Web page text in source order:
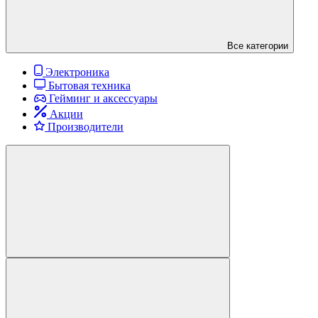
Все категории
Электроника
Бытовая техника
Гейминг и аксессуары
Акции
Производители